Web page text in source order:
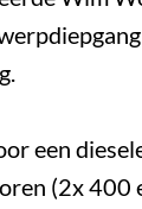
een
(2x